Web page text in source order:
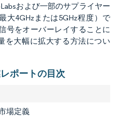
および一部のサプライヤー
大4GHzまたは5GHz程度）で
号をオーバーレイすることに
を大幅に拡大する方法につい
ポートの目次
場定義